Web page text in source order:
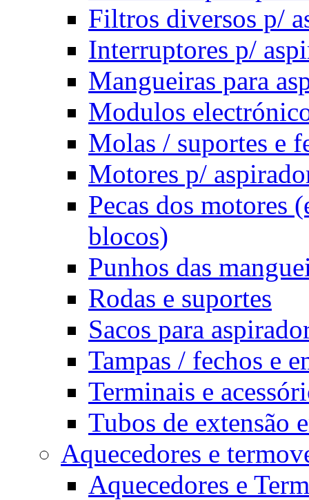
Filtros diversos p/
Interruptores p/
Mangueiras para
Modulos
Molas / suportes e
Motores p/
Pecas dos motores
blocos)
Punhos das
Rodas e suportes
Sacos para
Tampas / fechos e
Terminais e
Tubos de extensão
Aquecedores e
Aquecedores e